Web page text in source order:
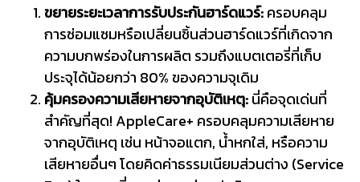
ขยายระยะเวลาการรับประกันฮาร์ดแวร์:ครอบคลุม
การซ่อมแซมหรือเปลี่ยนชิ้นส่วนฮาร์ดแวร์ที่เกิดจาก
ความบกพร่องในการผลิต รวมถึงแบตเตอรี่ที่เก็บ
ประจุได้น้อยกว่า 80% ของความจุเดิม
คุ้มครองความเสียหายจากอุบัติเหตุ:นี่คือจุดเด่นที่
สำคัญที่สุด! AppleCare+ ครอบคลุมความเสียหาย
จากอุบัติเหตุ เช่น หน้าจอแตก, น้ำหกใส่, หรือความ
เสียหายอื่นๆ โดยคิดค่าธรรมเนียมส่วนต่าง (Service